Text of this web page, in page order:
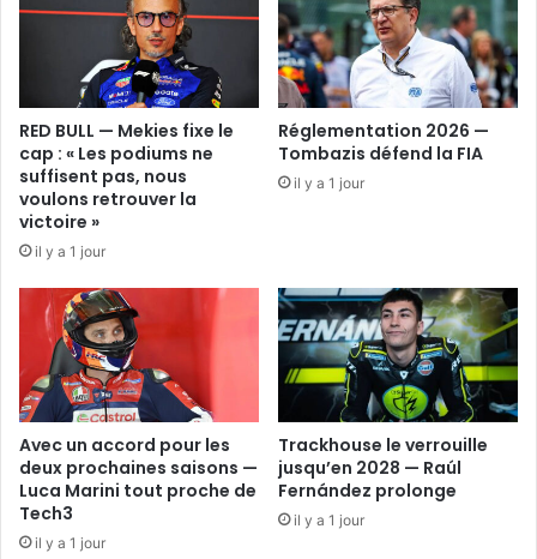
pire
RED BULL — Mekies fixe le
cap : « Les podiums ne
suffisent pas, nous
voulons retrouver la
victoire »
il y a 1 jour
Réglementation 2026 —
Tombazis défend la FIA
il y a 1 jour
Avec un accord pour les
deux prochaines saisons —
Luca Marini tout proche de
Tech3
il y a 1 jour
Trackhouse le verrouille
jusqu’en 2028 — Raúl
Fernández prolonge
il y a 1 jour